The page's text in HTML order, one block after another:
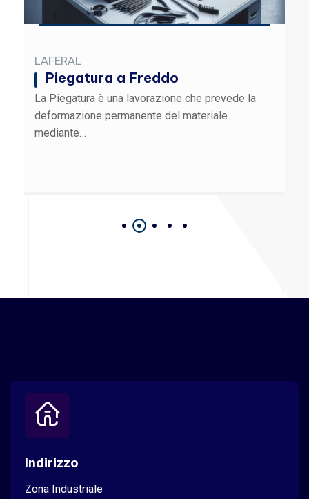
LAFERAL
Piegatura a Freddo
La Piegatura è una lavorazione che prevede la
deformazione permanente del materiale
mediante…
Indirizzo
Zona Industriale